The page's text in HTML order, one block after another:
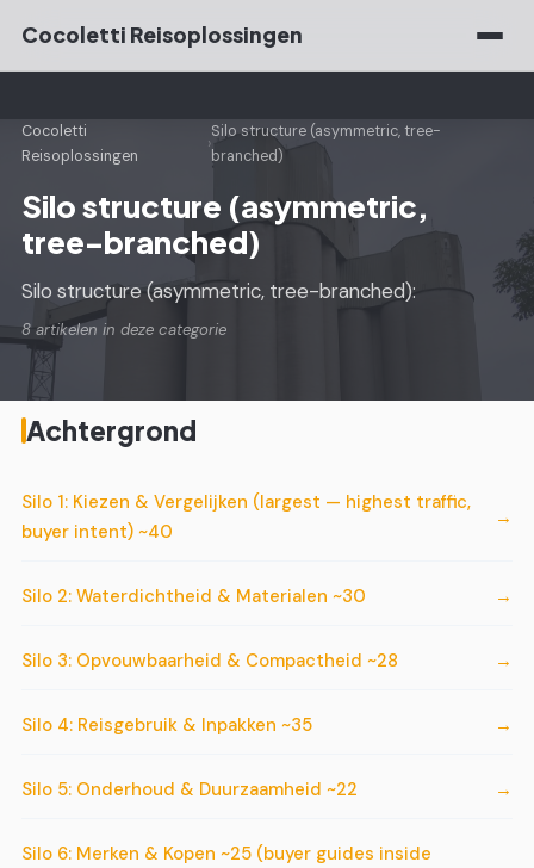
Cocoletti Reisoplossingen
Cocoletti
Reisoplossingen
›
Silo structure (asymmetric, tree-
branched)
Silo structure (asymmetric,
tree-branched)
Silo structure (asymmetric, tree-branched):
8 artikelen in deze categorie
Achtergrond
Silo 1: Kiezen & Vergelijken (largest — highest traffic,
buyer intent) ~40
Silo 2: Waterdichtheid & Materialen ~30
Silo 3: Opvouwbaarheid & Compactheid ~28
Silo 4: Reisgebruik & Inpakken ~35
Silo 5: Onderhoud & Duurzaamheid ~22
Silo 6: Merken & Kopen ~25 (buyer guides inside